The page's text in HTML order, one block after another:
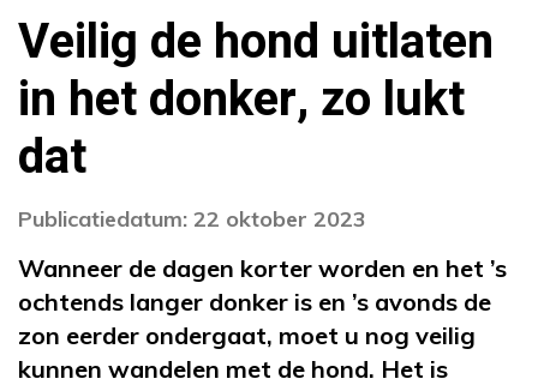
Veilig de hond uitlaten
in het donker, zo lukt
dat
Publicatiedatum: 22 oktober 2023
Wanneer de dagen korter worden en het ’s
ochtends langer donker is en ’s avonds de
zon eerder ondergaat, moet u nog veilig
kunnen wandelen met de hond. Het is